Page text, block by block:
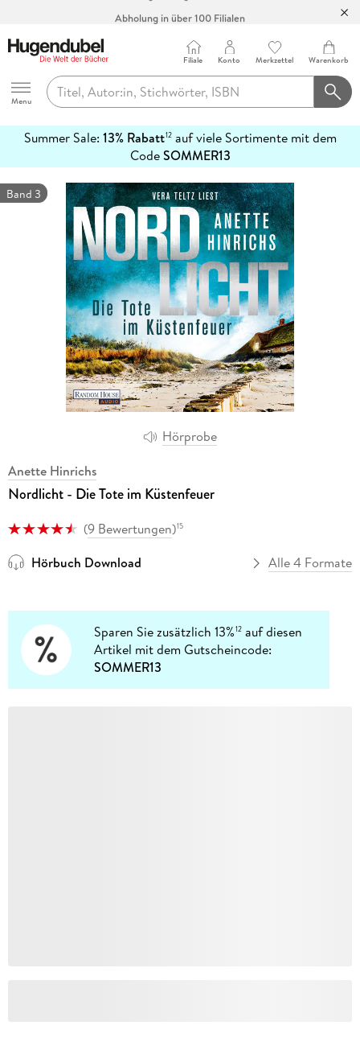
Abholung in über 100 Filialen
Hugendubel
Menu
Filiale Konto Merkzettel Warenkorb
Summer Sale: 13% Rabatt12auf viele Sortimente mit dem
CodeSOMMER13
erfahren
Hörprobe
Band 3
Anette Hinrichs
Nordlicht - Die Tote im Küstenfeuer
(9 Bewertungen)15
Hörbuch Download Alle 4 Formate
Sparen Sie zusätzlich 13%12 auf diesen
Artikel mit dem Gutscheincode:
SOMMER13